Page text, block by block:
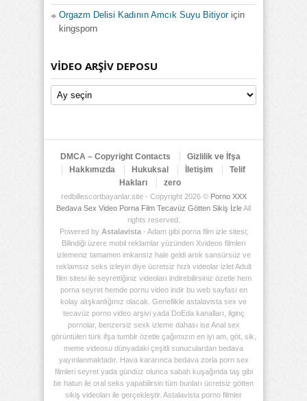
Orgazm Delisi Kadının Amcık Suyu Bitiyoriçin
kingsporn
VIDEO ARŞIV DEPOSU
Video
Arşiv
DMCA – Copyright Contacts
Gizlilik ve İfşa
Hakkımızda
Hukuksal İletişim
Telif
Hakları
zero
redbillescortbayanlar.site - Copyright 2026 © Porno XXX
Bedava Sex Video Porna Film Tecavüz Götten Sikiş İzleAll
rights reserved.
Powered by Astalavista- Adam gibi porna film izle sitesi;
Bilindiği üzere mobil reklamlar yüzünden Xvideos filmleri
izlemeniz tamamen imkansız hale geldi artık sansürsüz ve
reklamsız seks izleyin diye ücretsiz hızlı videolar izlet Adult
film sitesi ile seyrettiğiniz videoları indirebilirsiniz özetle hem
porna seyret hemde pornu video indir bu web sayfası en
kolay alışkanlığınız olacak. Genellikle astalavista sex ve
tecavüz porno video arşivi yada DoEda kanalları, ilginç
pornolar, benzersiz sexk izleme dahası ise Anal sex
görüntüleri türk ifşa tumblr özetle çağımızın en iyi am, göt, sik,
meme videosu dünyadaki çeşitli sunuculardan bedava
yayınlanmaktadır. Hava kararınca bedava zorla porn sex
filmleri seyret yada gündüz olunca sabah kuşağında taş gibi
bir hatun ile oral seks yapabilirsin tüm bunları ücretsiz götten
sikiş videoları ile gerçekleştir. Astalavista porno filmler